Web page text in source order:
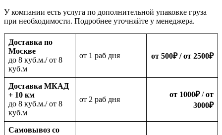
У компании есть услуга по дополнительной упаковке груза
при необходимости. Подробнее уточняйте у менеджера.
Доставка по
Москве
до 8 куб.м./ от 8
куб.м
oт 1 раб дня от 500₽/ от 2500₽
Доставка МКАД
+ 10 км
до 8 куб.м./ от 8
куб.м
oт 2 раб дня
от 1000₽/от
3000₽
Самовывоз со